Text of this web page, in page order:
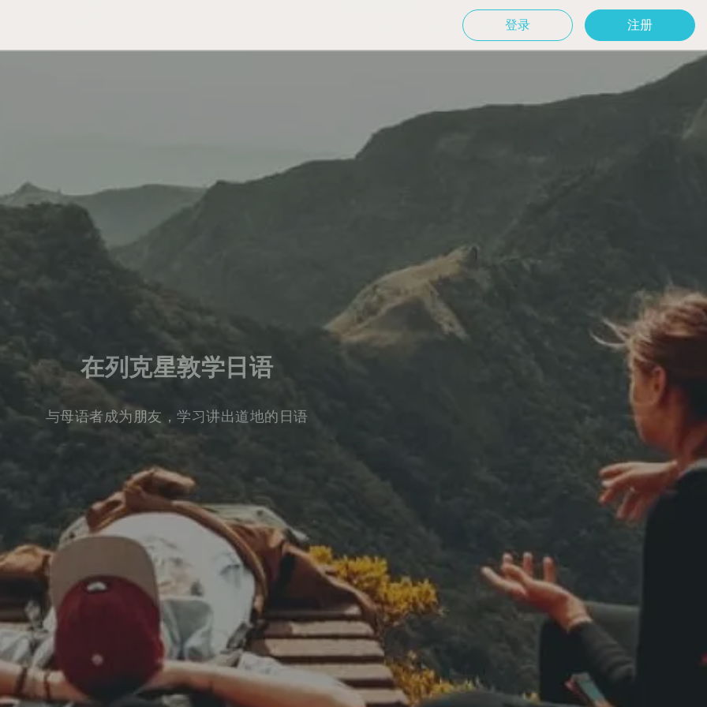
登录 注册
在列克星敦学日语
与母语者成为朋友，学习讲出道地的日语